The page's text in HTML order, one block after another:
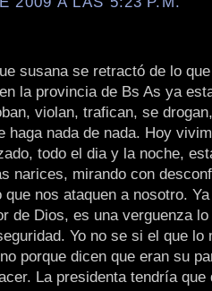
susana se retractó de lo
la provincia de Bs As ya
violan, trafican, se
haga nada de nada. Hoy
todo el dia y la noche,
narices, mirando con
que nos ataquen a nosotro.
de Dios, es una verguenza
Yo no se si el que lo
porque dicen que eran su
La presidenta tendría que